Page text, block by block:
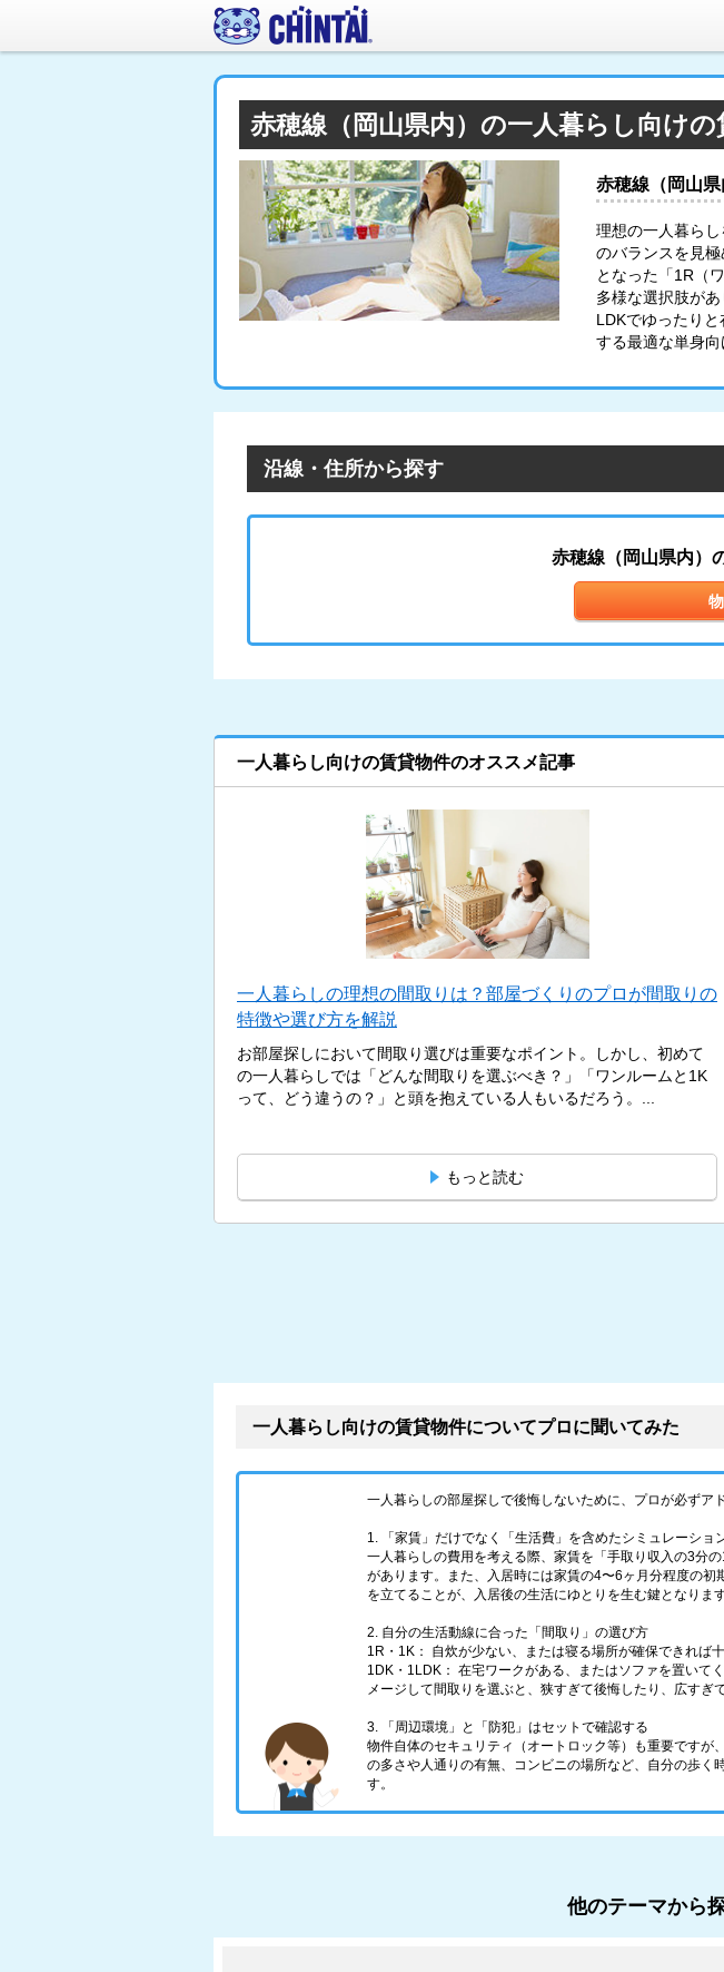
赤穂線（岡山県内）の一人暮らし向け
赤穂線（岡山
理想の一人暮ら
のバランスを見
となった「1R（
多様な選択肢が
LDKでゆったり
する最適な単身向
沿線・住所から探す
赤穂線（岡山県内）
一人暮らし向けの賃貸物件のオススメ記事
一人暮らしの理想の間取りは？部屋づくりのプロが間取りの
特徴や選び方を解説
お部屋探しにおいて間取り選びは重要なポイント。しかし、初めて
の一人暮らしでは「どんな間取りを選ぶべき？」「ワンルームと1K
って、どう違うの？」と頭を抱えている人もいるだろう。...
もっと読む
一人暮らし向けの賃貸物件についてプロに聞いてみた
一人暮らしの部屋探しで後悔しないために、プロが必ずア
1. 「家賃」だけでなく「生活費」を含めたシミュレーショ
一人暮らしの費用を考える際、家賃を「手取り収入の3分
があります。また、入居時には家賃の4〜6ヶ月分程度の
を立てることが、入居後の生活にゆとりを生む鍵となります
2. 自分の生活動線に合った「間取り」の選び方
1R・1K： 自炊が少ない、または寝る場所が確保できれば
1DK・1LDK： 在宅ワークがある、またはソファを置いて
メージして間取りを選ぶと、狭すぎて後悔したり、広すぎ
3. 「周辺環境」と「防犯」はセットで確認する
物件自体のセキュリティ（オートロック等）も重要です
の多さや人通りの有無、コンビニの場所など、自分の歩
す。
他のテーマから